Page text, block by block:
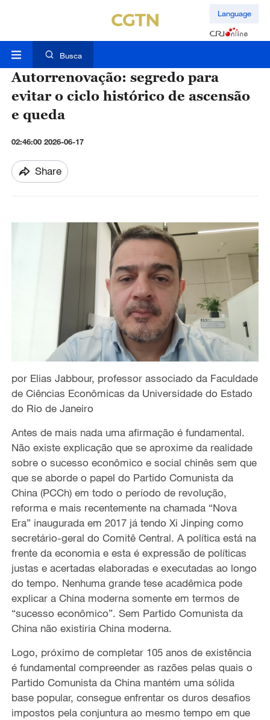
Language
Busca
Autorrenovação: segredo para
evitar o ciclo histórico de ascensão
e queda
02:46:00 2026-06-17
Share
por Elias Jabbour, professor associado da Faculdade
de Ciências Econômicas da Universidade do Estado
do Rio de Janeiro
Antes de mais nada uma afirmação é fundamental.
Não existe explicação que se aproxime da realidade
sobre o sucesso econômico e social chinês sem que
que se aborde o papel do Partido Comunista da
China (PCCh) em todo o período de revolução,
reforma e mais recentemente na chamada “Nova
Era” inaugurada em 2017 já tendo Xi Jinping como
secretário-geral do Comitê Central. A política está na
frente da economia e esta é expressão de políticas
justas e acertadas elaboradas e executadas ao longo
do tempo. Nenhuma grande tese acadêmica pode
explicar a China moderna somente em termos de
“sucesso econômico”. Sem Partido Comunista da
China não existiria China moderna.
Logo, próximo de completar 105 anos de existência
é fundamental compreender as razões pelas quais o
Partido Comunista da China mantém uma sólida
base popular, consegue enfrentar os duros desafios
impostos pela conjuntura ao mesmo tempo em que